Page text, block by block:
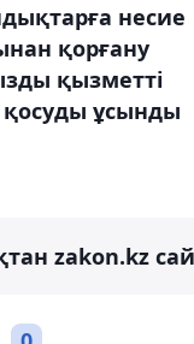
несие
қорғану
қызметті
қосуды ұсынды
zakon.kz